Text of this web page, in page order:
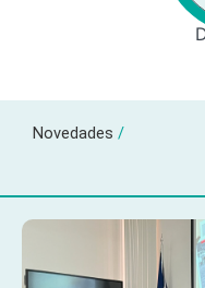
Novedades /